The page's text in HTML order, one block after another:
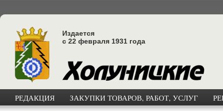
Издается
с 22 февраля 1931 года
РЕДАКЦИЯ ЗАКУПКИ ТОВАРОВ, РАБОТ, УСЛУГ